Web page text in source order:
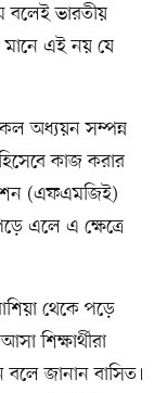
ভারতীয়
মানে এই নয় যে
অধ্যয়ন সম্পন্ন
কাজ করার
(এফএমজিই)
এলে এ ক্ষেত্রে
থেকে পড়ে
শিক্ষার্থীরা
জানান বাসিত।